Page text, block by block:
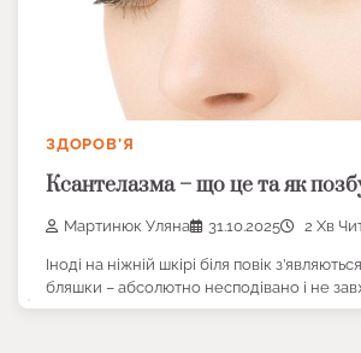
ЗДОРОВ’Я
Ксантелазма – що це та як
Мартинюк Уляна 31.10.2025 2 Хв
Іноді на ніжній шкірі біля повік
бляшки – абсолютно несподівано і не